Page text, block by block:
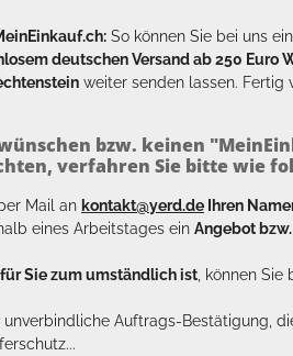
So können Sie bei uns
deutschen Versand ab 250 Euro
weiter senden lassen. Fertig
bzw. keinen
verfahren Sie bitte wie
Mail an kontakt@yerd.de Ihren
eines Arbeitstages ein Angebot
Sie zum umständlich ist , können
unverbindliche Auftrags-Bestätigung,